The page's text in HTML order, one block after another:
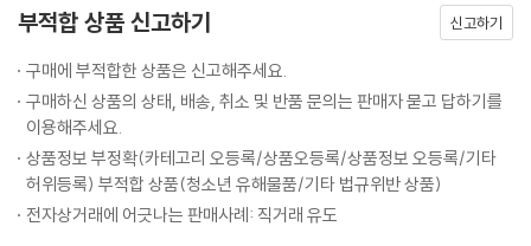
이 책은 세상을 이해하기 위해 경계를 넘은 물리학자의 여행기입니다. 원
자에서 시작해 존재의 층위들이 서로 얽혀 있는지 조망하고, 우주에서 피
어난 다양한 존재들에 대해 따뜻한 시선을 건냅니다. 원자에서 인간까지,
물리학에서 인문학까지 세상을 이해하기 위한 김상욱 교수의 지적 세계로
여러분을 초대합니다.
생물학의 중심 원리를 알아내는 데에 물리학자들이 지대한 공헌을 했다는
사실은 널리 알려져 있지 않다. 1953년 4월 25일 DNA 구조에 대한 논문
이 《네이처》에 발표되었다. 같은 해 7월 왓슨과 크릭은 조지 가모프라는
물리학자의 편지를 받는다. 가모프는 DNA를 구성하는 4개의 염기를 4비
트의 문자열로 볼 수 있으며 정수론이나 조합론 같은 수학을 이용하면 생
명의 암호를 알아낼 수 있을 것이라 제안했다.
---「8장 생물은 정보 처리 기계인가 256쪽」중에서
해하기 위해 물리학을 넘어서야 할 필요가 있다고 말한다. 왜냐하면 각 층
가 부분의 합일 수 없는 이유이기도 하다. 저자는 필연의 우주에서 피어난
다양한 존재들의 가치를 긍정하며 세상에 존재하는 모든 것들에 대해 따뜻
한 시선을 건낸다.
원자에서 인간까지,
한 권으로 관통하는 삶과 과학의 향연
부적합 상품 신고하기 신고하기
구매에 부적합한 상품은 신고해주세요.
구매하신 상품의 상태, 배송, 취소 및 반품 문의는 판매자 묻고 답하기를
이용해주세요.
상품정보 부정확(카테고리 오등록/상품오등록/상품정보 오등록/기타
허위등록) 부적합 상품(청소년 유해물품/기타 법규위반 상품)
전자상거래에 어긋나는 판매사례: 직거래 유도